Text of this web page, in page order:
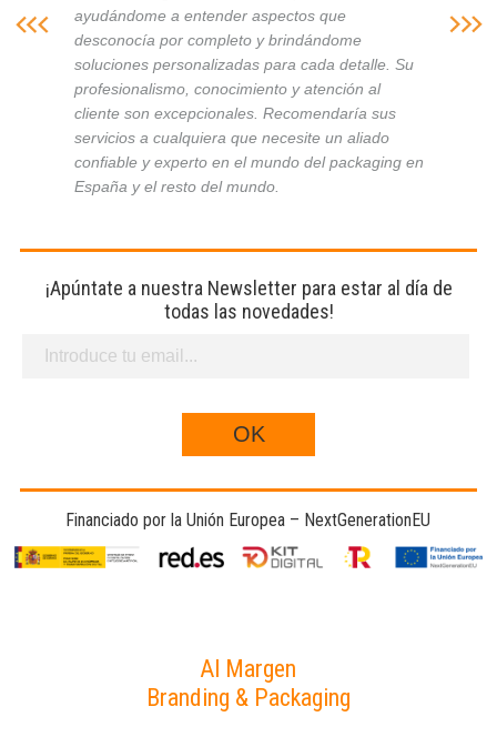
ayudándome a entender aspectos que
desconocía por completo y brindándome
soluciones personalizadas para cada detalle. Su
profesionalismo, conocimiento y atención al
cliente son excepcionales. Recomendaría sus
servicios a cualquiera que necesite un aliado
confiable y experto en el mundo del packaging en
España y el resto del mundo.
¡Apúntate a nuestra Newsletter para estar al día de
todas las novedades!
Financiado por la Unión Europea – NextGenerationEU
Al Margen
Branding & Packaging